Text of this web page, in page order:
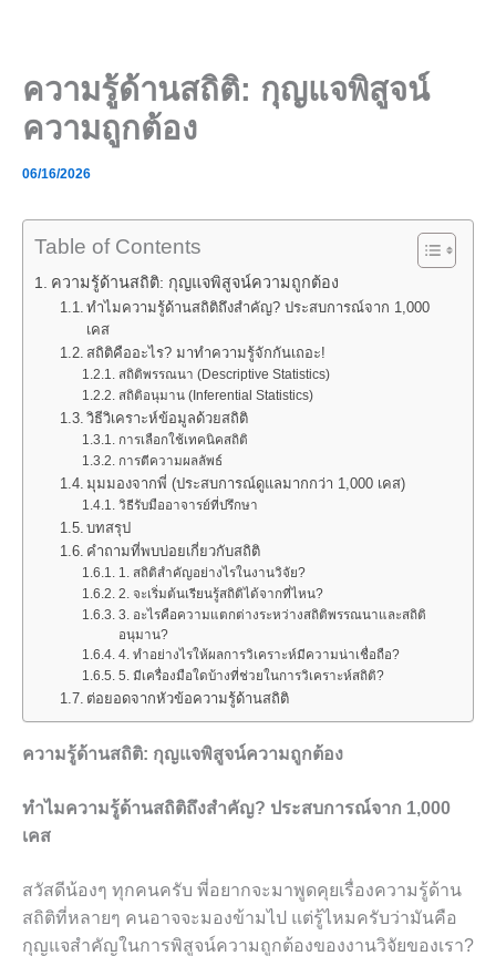
ความรู้ด้านสถิติ: กุญแจพิสูจน์
ความถูกต้อง
06/16/2026
Table of Contents
ความรู้ด้านสถิติ: กุญแจพิสูจน์ความถูกต้อง
ทำไมความรู้ด้านสถิติถึงสำคัญ? ประสบการณ์จาก 1,000
เคส
สถิติคืออะไร? มาทำความรู้จักกันเถอะ!
สถิติพรรณนา (Descriptive Statistics)
สถิติอนุมาน (Inferential Statistics)
วิธีวิเคราะห์ข้อมูลด้วยสถิติ
การเลือกใช้เทคนิคสถิติ
การตีความผลลัพธ์
มุมมองจากพี่ (ประสบการณ์ดูแลมากกว่า 1,000 เคส)
วิธีรับมืออาจารย์ที่ปรึกษา
บทสรุป
คำถามที่พบบ่อยเกี่ยวกับสถิติ
1. สถิติสำคัญอย่างไรในงานวิจัย?
2. จะเริ่มต้นเรียนรู้สถิติได้จากที่ไหน?
3. อะไรคือความแตกต่างระหว่างสถิติพรรณนาและสถิติ
อนุมาน?
4. ทำอย่างไรให้ผลการวิเคราะห์มีความน่าเชื่อถือ?
5. มีเครื่องมือใดบ้างที่ช่วยในการวิเคราะห์สถิติ?
ต่อยอดจากหัวข้อความรู้ด้านสถิติ
ความรู้ด้านสถิติ: กุญแจพิสูจน์ความถูกต้อง
ทำไมความรู้ด้านสถิติถึงสำคัญ? ประสบการณ์จาก 1,000
เคส
สวัสดีน้องๆ ทุกคนครับ พี่อยากจะมาพูดคุยเรื่องความรู้ด้าน
สถิติที่หลายๆ คนอาจจะมองข้ามไป แต่รู้ไหมครับว่ามันคือ
กุญแจสำคัญในการพิสูจน์ความถูกต้องของงานวิจัยของเรา?